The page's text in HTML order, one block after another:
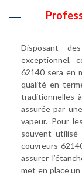
Disposant
exceptionnel,
62140 sera en
qualité en
traditionnelles
assurée par
vapeur. Pour
souvent utilisé
couvreurs
assurer
met en place